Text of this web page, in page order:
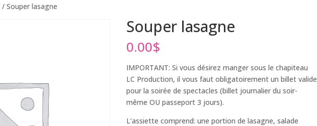
/ Souper lasagne
Souper lasagne
0.00$
IMPORTANT: Si vous désirez manger sous le chapiteau
LC Production, il vous faut obligatoirement un billet valide
pour la soirée de spectacles (billet journalier du soir-
même OU passeport 3 jours).
L’assiette comprend: une portion de lasagne, salade